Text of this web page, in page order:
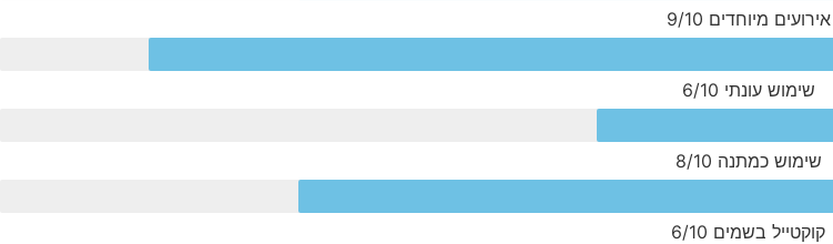
אירועים מיוחדים 9/10
שימוש עונתי 6/10
שימוש כמתנה 8/10
קוקטייל בשמים 6/10